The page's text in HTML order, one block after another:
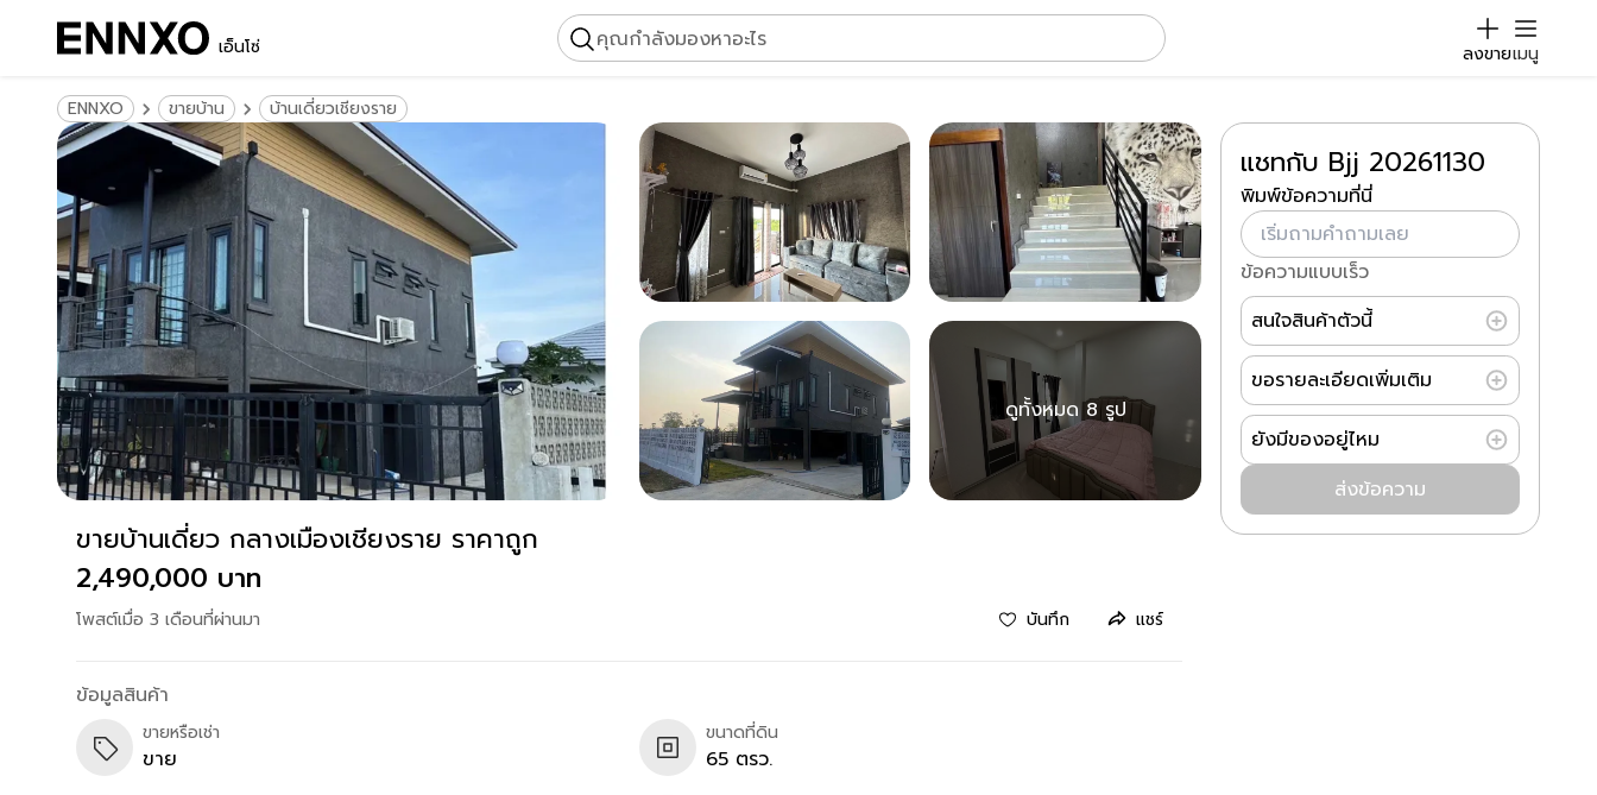
เอ็นโซ่ คุณกำลังมองหาอะไร
ลงขายเมนู
ENNXO ขายบ้าน บ้านเดี่ยวเชียงราย
ดูทั้งหมด 8 รูป
ขายบ้านเดี่ยว กลางเมืองเชียงราย ราคาถูก
2,490,000 บาท
โพสต์เมื่อ 3 เดือนที่ผ่านมา บันทึก แชร์
ข้อมูลสินค้า
ขายหรือเช่า
ขาย
ขนาดที่ดิน
65 ตรว.
แชทกับ Bjj 20261130
พิมพ์ข้อความที่นี่
ข้อความแบบเร็ว
สนใจสินค้าตัวนี้
ขอรายละเอียดเพิ่มเติม
ยังมีของอยู่ไหม
ส่งข้อความ